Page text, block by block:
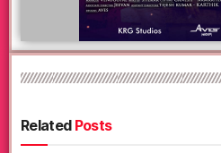
RelatedPosts